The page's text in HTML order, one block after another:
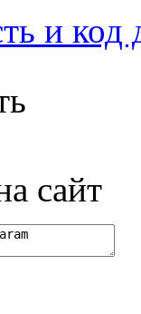
и код
сайт